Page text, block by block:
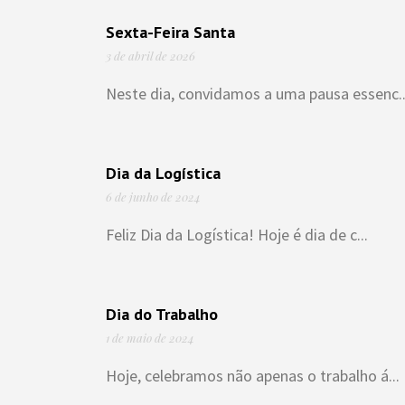
Sexta-Feira Santa
3 de abril de 2026
Neste dia, convidamos a uma pausa
Dia da Logística
6 de junho de 2024
Feliz Dia da Logística! Hoje é dia de c...
Dia do Trabalho
1 de maio de 2024
Hoje, celebramos não apenas o trabalho á...